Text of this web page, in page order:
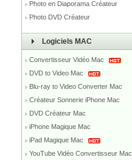
Photo en Diaporama Créateur
Photo DVD Créateur
Logiciels MAC
Convertisseur Vidéo Mac
DVD to Video Mac
Blu-ray to Video Converter Mac
Créateur Sonnerie iPhone Mac
DVD Créateur Mac
iPhone Magique Mac
iPad Magique Mac
YouTube Vidéo Convertisseur Mac